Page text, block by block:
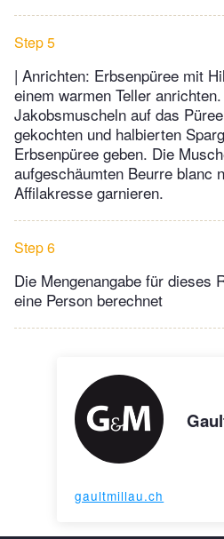
Step 5
| Anrichten: Erbsenpüree mit
einem warmen Teller
Jakobsmuscheln auf das
gekochten und halbierten
Erbsenpüree geben. Die
aufgeschäumten Beurre blanc
Affilakresse garnieren.
Step 6
Die Mengenangabe für dieses
eine Person berechnet
gaultmillau.ch